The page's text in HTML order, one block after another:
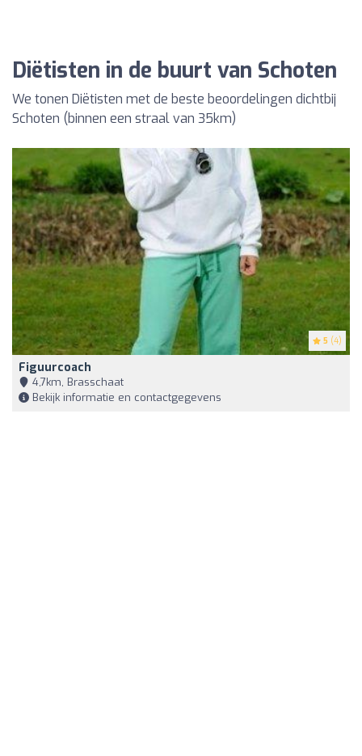
Diëtisten in de buurt van Schoten
We tonen Diëtisten met de beste beoordelingen dichtbij
Schoten (binnen een straal van 35km)
5 (4)
Figuurcoach
4,7km, Brasschaat
Bekijk informatie en contactgegevens